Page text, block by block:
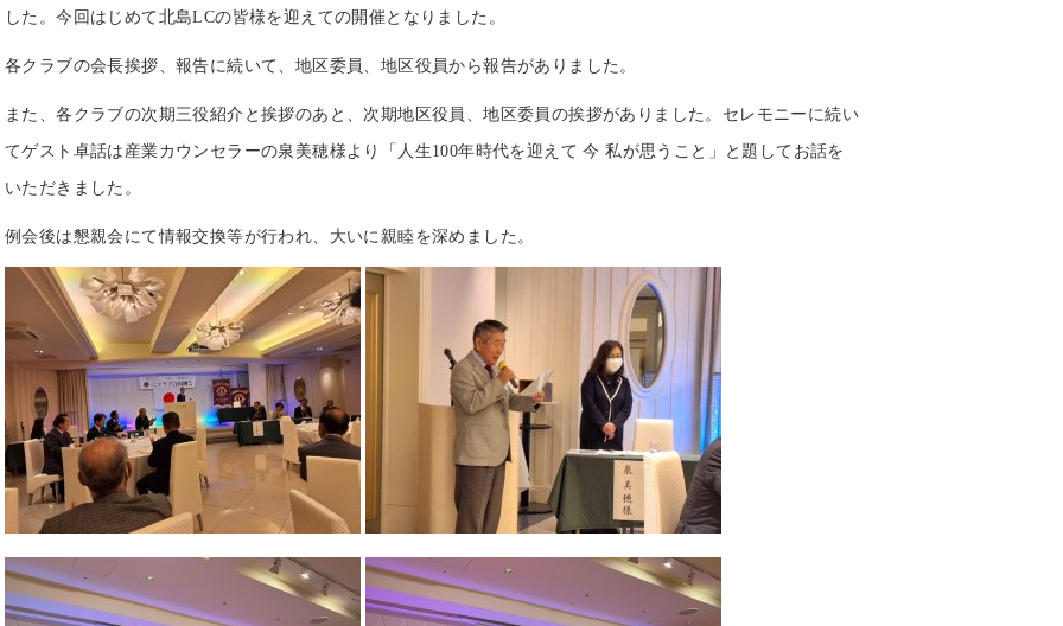
した。今回はじめて北島LCの皆様を迎えての開催となりました。
各クラブの会長挨拶、報告に続いて、地区委員、地区役員から報告がありました。
また、各クラブの次期三役紹介と挨拶のあと、次期地区役員、地区委員の挨拶がありました。セレモニーに続い
てゲスト卓話は産業カウンセラーの泉美穂様より「人生100年時代を迎えて 今 私が思うこと」と題してお話を
いただきました。
例会後は懇親会にて情報交換等が行われ、大いに親睦を深めました。